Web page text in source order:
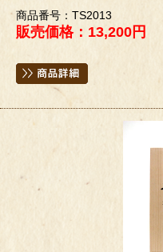
商品番号：TS2013
販売価格：13,200円